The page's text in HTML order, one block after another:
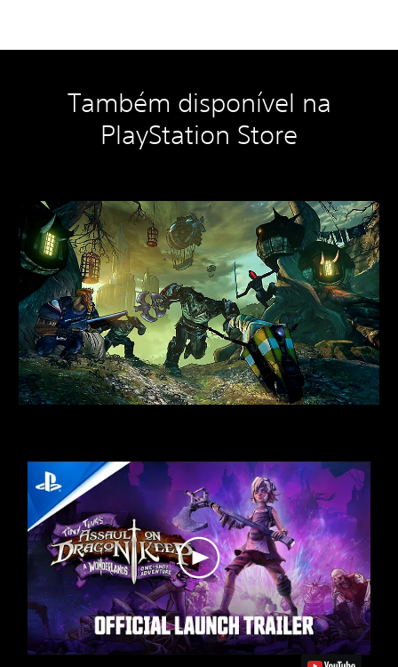
Também disponível na
PlayStation Store